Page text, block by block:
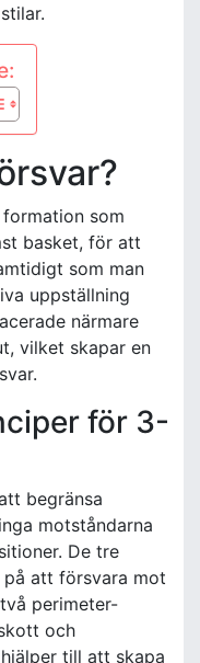
som
basket, för att
som man
uppställning
närmare
vilket skapar en
för 3-
begränsa
motståndarna
De tre
på att försvara mot
perimeter-
och
till att skapa